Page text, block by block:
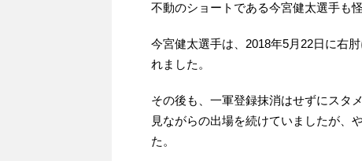
不動のショートである今宮健太選手も
今宮健太選手は、2018年5月22日に右
れました。
その後も、一軍登録抹消はせずにスタ
見ながらの出場を続けていましたが、
た。